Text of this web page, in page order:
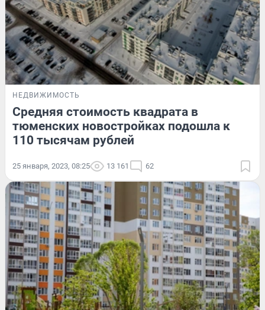
НЕДВИЖИМОСТЬ
Средняя стоимость квадрата в
тюменских новостройках подошла к
110 тысячам рублей
25 января, 2023, 08:25 13 161 62